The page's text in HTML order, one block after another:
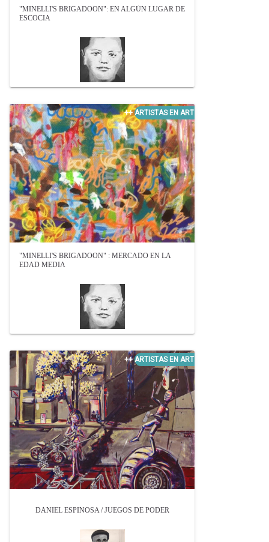
"MINELLI'S BRIGADOON": EN ALGÚN LUGAR DE
ESCOCIA
"MINELLI'S BRIGADOON" : MERCADO EN LA
EDAD MEDIA
DANIEL ESPINOSA / JUEGOS DE PODER